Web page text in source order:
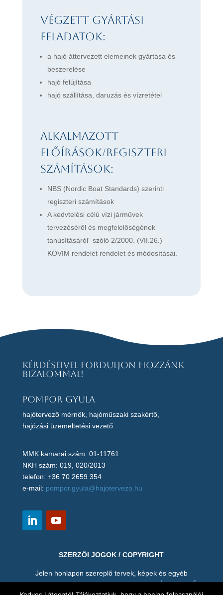
Végzett gyártási
feladatok:
a hajó áttervezett elemeinek gyártása és
beszerelése
hajó felújítása
hajó szállítása, daruzás és vízretétel
Alkalmazott
előírások/regiszteri
számítások:
NBS (Nordic Boat Standards) szerinti
regiszteri számítások
A kedvtelési célú vízi járművek
tervezéséről és megfelelőségének
tanúsításáról” szóló 2/2000. (VII.26.)
KÖVIM rendelet rendelet és módosításai.
Kérdéseivel forduljon hozzánk
bizalommal!
Pompor Gyula
hajótervező mérnök, hajóműszaki szakértő,
hajózási üzemeltetési vezető
MMK kamarai szám: 01-11761
NKH szám: 019, 020/2013
telefon: +36 70 2659 354
e-mail: pompor.gyula@hajotervezo.hu
SZERZŐI JOGOK / COPYRIGHT
Jelen honlapon szereplő tervek, képek és egyéb
anyagok (pl. videó) POMPOR GYULA HAJÓTERVEZŐ